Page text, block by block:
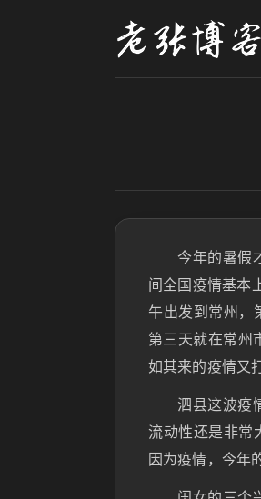
今年的暑假
间全国疫情基本
午出发到常州，
第三天就在常州
如其来的疫情又
泗县这波疫
流动性还是非常
因为疫情，今年